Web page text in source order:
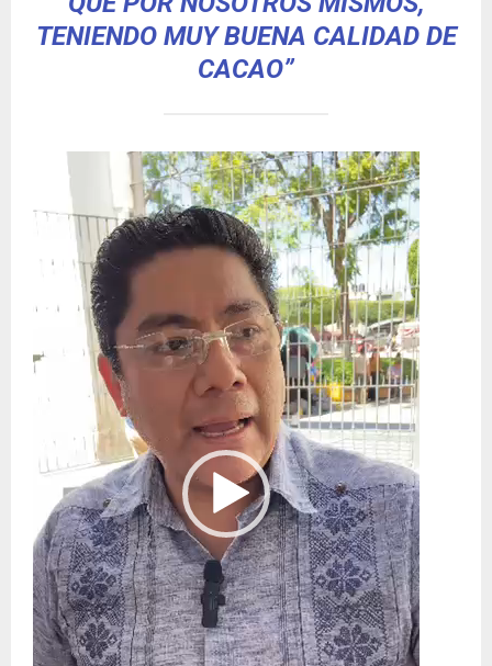
TENIENDO MUY BUENA CALIDAD DE
CACAO”
d
c
v
í
d
e